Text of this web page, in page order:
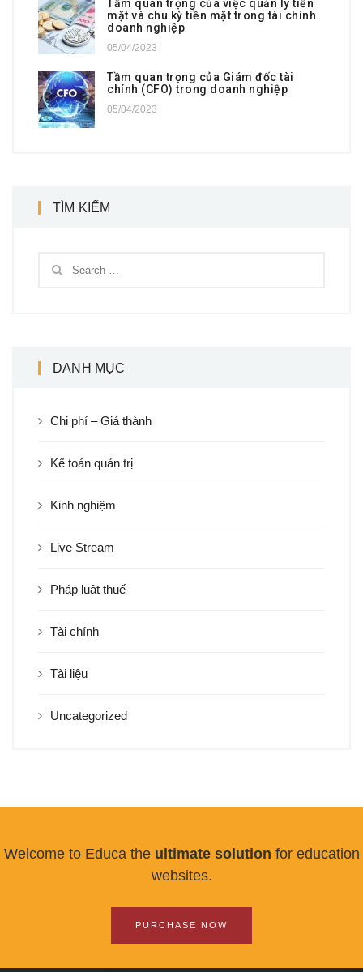
Tầm quan trọng của việc quản lý tiền
mặt và chu kỳ tiền mặt trong tài chính
doanh nghiệp
05/04/2023
Tầm quan trọng của Giám đốc tài
chính (CFO) trong doanh nghiệp
05/04/2023
TÌM KIẾM
DANH MỤC
Chi phí – Giá thành
Kế toán quản trị
Kinh nghiệm
Live Stream
Pháp luật thuế
Tài chính
Tài liệu
Uncategorized
Welcome to Educa the ultimate solution for education
websites.
PURCHASE NOW